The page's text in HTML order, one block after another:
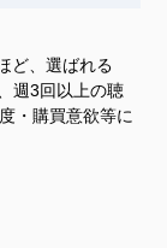
ど、選ばれる
週3回以上の聴
・購買意欲等に